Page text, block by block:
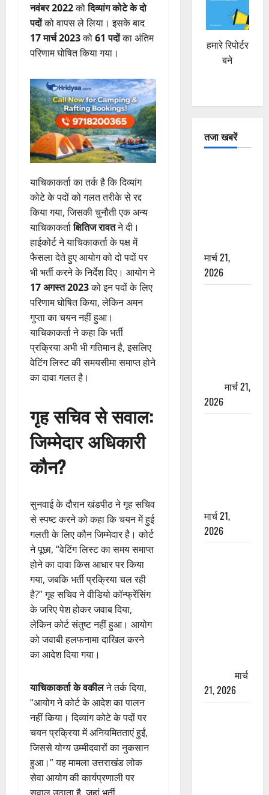
नवंबर 2022कोदिव्यांग कोटे के दो
पदोंको वापस ले लिया। इसके बाद
17 मार्च 2023को61 पदोंका अंतिम
परिणाम घोषित किया गया।
याचिकाकर्ता का तर्क है कि दिव्यांग
कोटे के पदों को गलत तरीके से रद्द
किया गया, जिसकी चुनौती एक अन्य
याचिकाकर्ताक्षितिज रावतने दी।
हाईकोर्ट ने याचिकाकर्ता के पक्ष में
फैसला देते हुए आयोग को दो पदों पर
भी भर्ती करने के निर्देश दिए। आयोग ने
17 अगस्त 2023को इन पदों के लिए
परिणाम घोषित किया, लेकिन अमन
गुप्ता का चयन नहीं हुआ।
याचिकाकर्ता ने कहा कि भर्ती
प्रक्रिया अभी भी गतिमान है, इसलिए
वेटिंग लिस्ट की समयसीमा समाप्त होने
का दावा गलत है।
गृह सचिव से सवाल:
जिम्मेदार अधिकारी
कौन?
सुनवाई के दौरान खंडपीठ ने गृह सचिव
से स्पष्ट करने को कहा कि चयन में हुई
गलती के लिए कौन जिम्मेदार है। कोर्ट
ने पूछा, “वेटिंग लिस्ट का समय समाप्त
होने का दावा किस आधार पर किया
गया, जबकि भर्ती प्रक्रिया चल रही
है?” गृह सचिव ने वीडियो कॉन्फ्रेंसिंग
के जरिए पेश होकर जवाब दिया,
लेकिन कोर्ट संतुष्ट नहीं हुआ। आयोग
को जवाबी हलफनामा दाखिल करने
का आदेश दिया गया।
याचिकाकर्ता के वकीलने तर्क दिया,
“आयोग ने कोर्ट के आदेश का पालन
नहीं किया। दिव्यांग कोटे के पदों पर
चयन प्रक्रिया में अनियमितताएं हुईं,
जिससे योग्य उम्मीदवारों का नुकसान
हुआ।” यह मामला उत्तराखंड लोक
सेवा आयोग की कार्यप्रणाली पर
हमारे रिपोर्टर
बने
तजा खबरें
मार्च 21,
2026
मार्च 21,
2026
मार्च 21,
2026
मार्च
21, 2026